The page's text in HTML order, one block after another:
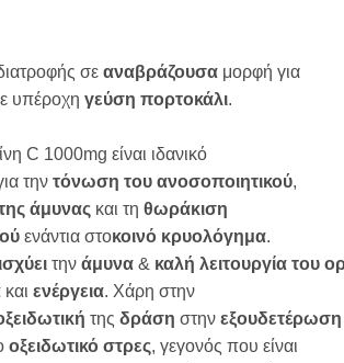
σε αναβράζουσα μορφή για
υπέροχη γεύση πορτοκάλι.
C 1000mg είναι ιδανικό
την τόνωση του ανοσοποιητικού,
άμυνας και τη θωράκιση
ενάντια στοκοινό κρυολόγημα.
την άμυνα & καλή λειτουργία του
και ενέργεια. Χάρη στην
της δράση στην εξουδετέρωση
οξειδωτικό στρες, γεγονός που είναι